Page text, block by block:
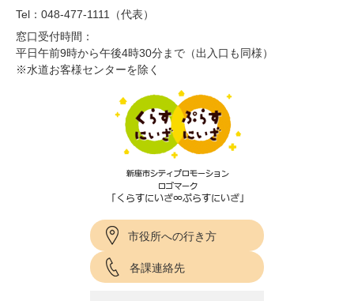
Tel：048-477-1111（代表）
窓口受付時間：
平日午前9時から午後4時30分まで（出入口も同様）
※水道お客様センターを除く
市役所への行き方
各課連絡先